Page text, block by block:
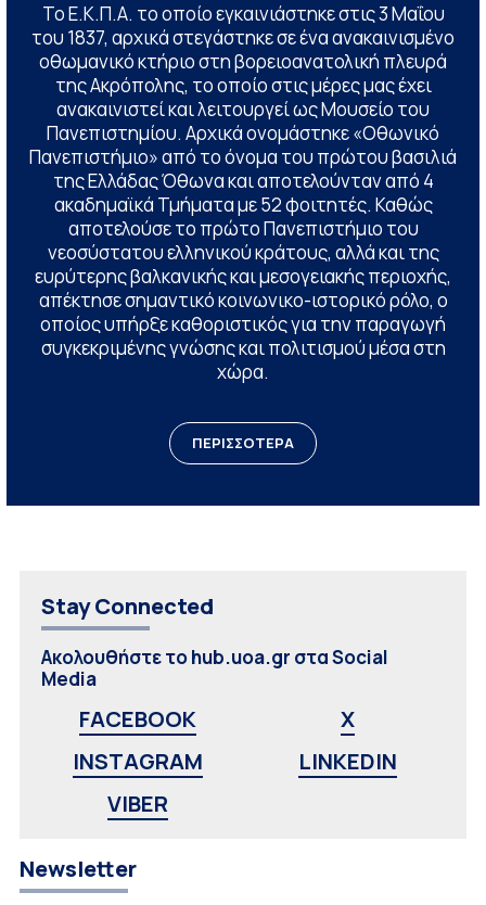
Το Ε.Κ.Π.Α. το οποίο εγκαινιάστηκε στις 3 Μαΐου
του 1837, αρχικά στεγάστηκε σε ένα ανακαινισμένο
οθωμανικό κτήριο στη βορειοανατολική πλευρά
της Ακρόπολης, το οποίο στις μέρες μας έχει
ανακαινιστεί και λειτουργεί ως Μουσείο του
Πανεπιστημίου. Αρχικά ονομάστηκε «Οθωνικό
Πανεπιστήμιο» από το όνομα του πρώτου βασιλιά
της Ελλάδας Όθωνα και αποτελούνταν από 4
ακαδημαϊκά Τμήματα με 52 φοιτητές. Καθώς
αποτελούσε το πρώτο Πανεπιστήμιο του
νεοσύστατου ελληνικού κράτους, αλλά και της
ευρύτερης βαλκανικής και μεσογειακής περιοχής,
απέκτησε σημαντικό κοινωνικο-ιστορικό ρόλο, ο
οποίος υπήρξε καθοριστικός για την παραγωγή
συγκεκριμένης γνώσης και πολιτισμού μέσα στη
χώρα.
ΠΕΡΙΣΣΟΤΕΡΑ
Stay Connected
Ακολουθήστε το hub.uoa.gr στα Social
Media
FACEBOOK
X
INSTAGRAM
LINKEDIN
VIBER
Newsletter